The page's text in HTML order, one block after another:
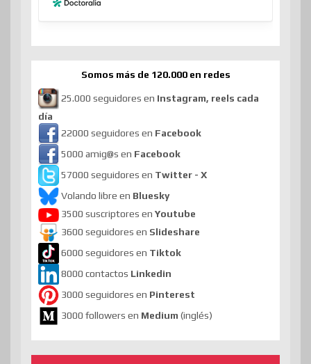
Somos más de 120.000 en redes
25.000 seguidores en Instagram, reels cada
día
22000 seguidores en Facebook
5000 amig@s en Facebook
57000 seguidores en Twitter - X
Volando libre en Bluesky
3500 suscriptores en Youtube
3600 seguidores en Slideshare
6000 seguidores en Tiktok
8000 contactos Linkedin
3000 seguidores en Pinterest
3000 followers en Medium (inglés)